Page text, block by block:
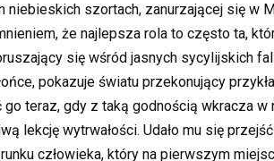
niebieskich szortach, zanurzającej się w
że najlepsza rola to często ta,
się wśród jasnych sycylijskich
pokazuje światu przekonujący
go teraz, gdy z taką godnością wkracza
lekcję wytrwałości. Udało mu się
człowieka, który na pierwszym